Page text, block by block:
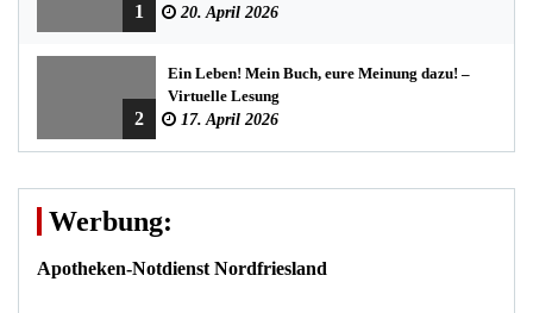
1
Bredstedter Stadtbuchhandlung
20. April 2026
2
Ein Leben! Mein Buch, eure Meinung dazu! –
Virtuelle Lesung
17. April 2026
Werbung:
Apotheken-Notdienst Nordfriesland